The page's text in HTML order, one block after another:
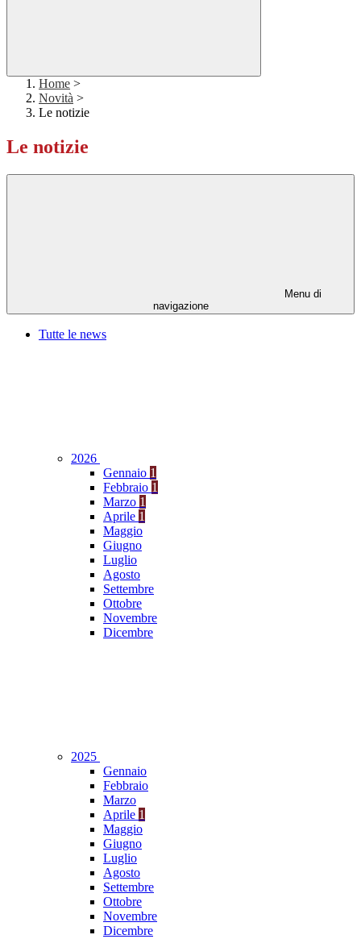
Home >
Novità >
Le notizie
Le notizie
Menu di
navigazione
Tutte le news
2026
Gennaio 1
Febbraio 1
Marzo 1
Aprile 1
Maggio
Giugno
Luglio
Agosto
Settembre
Ottobre
Novembre
Dicembre
2025
Gennaio
Febbraio
Marzo
Aprile 1
Maggio
Giugno
Luglio
Agosto
Settembre
Ottobre
Novembre
Dicembre